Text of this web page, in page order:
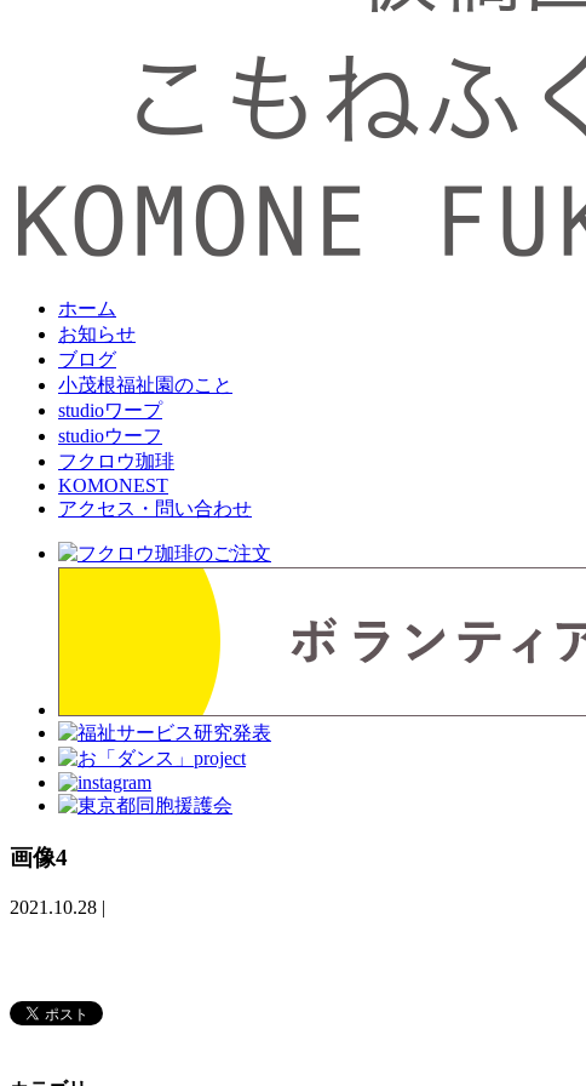
ホーム
お知らせ
ブログ
小茂根福祉園のこと
studioワープ
studioウーフ
フクロウ珈琲
KOMONEST
アクセス・問い合わせ
画像4
2021.10.28 |